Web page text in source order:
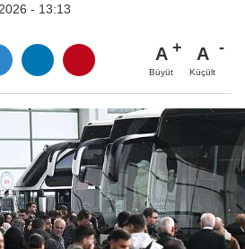
- 13:13
A
Büyüt
A
Küçült